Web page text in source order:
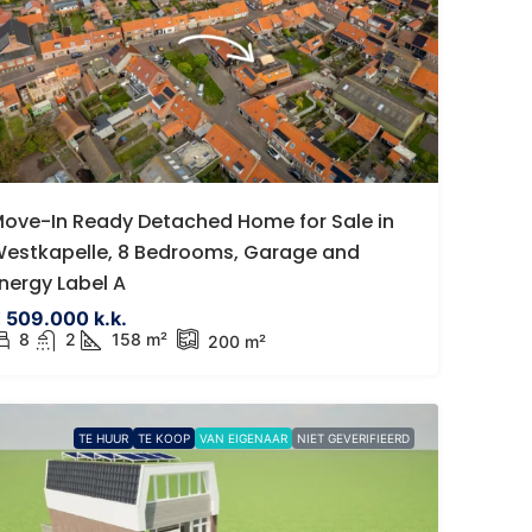
In Ready Detached Home for Sale in
8 Bedrooms, Garage and
Label A
509.000 k.k.
8 2 158 m² 200 m²
TE HUUR TE KOOP VAN EIGENAAR NIET GEVERIFIEERD
AV Spijkenisse,
m² 169 m²
€767.500 k.k.
woning in Dinteloord
DETACHED HOUSE, HOUSES